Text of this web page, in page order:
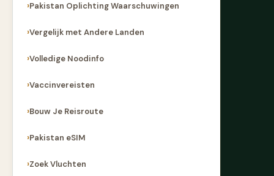
Pakistan Oplichting Waarschuwingen
Vergelijk met Andere Landen
Volledige Noodinfo
Vaccinvereisten
Bouw Je Reisroute
Pakistan eSIM
Zoek Vluchten